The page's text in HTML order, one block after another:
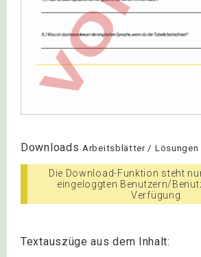
Downloads Arbeitsblätter /
Die Download-Funktion steht
eingeloggten Benutzern/
Verfügung.
Textauszüge aus dem Inhalt: